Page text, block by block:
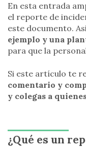
En esta entrada
el reporte de
este documento.
ejemplo y una
para que la
Si este artículo te
comentario y
y colegas a
¿Qué es un